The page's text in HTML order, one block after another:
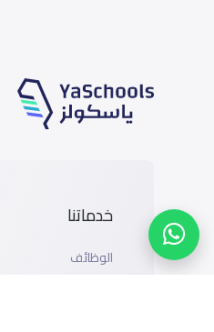
خدماتنا
الوظائف